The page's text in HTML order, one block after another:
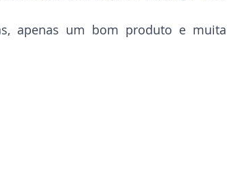
apenas um bom produto e muita